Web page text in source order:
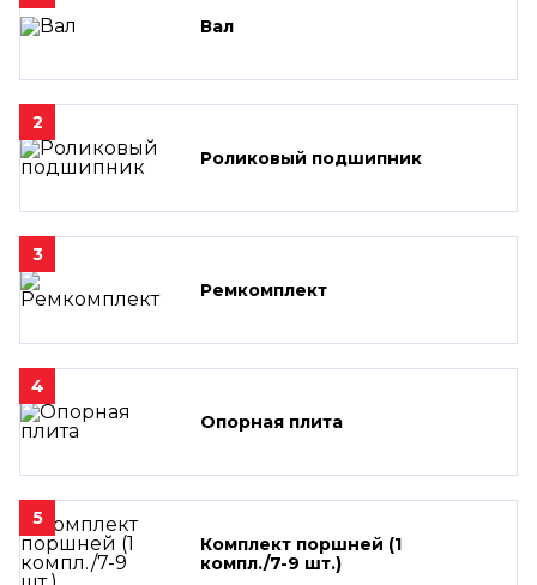
Вал
2
Роликовый подшипник
3
Ремкомплект
4
Опорная плита
5
Комплект поршней (1
компл./7-9 шт.)